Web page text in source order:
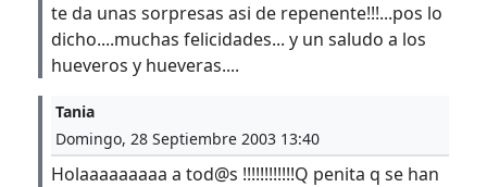
te da unas sorpresas asi de repenente!!!...pos lo
dicho....muchas felicidades... y un saludo a los
hueveros y hueveras....
Tania
Domingo, 28 Septiembre 2003 13:40
Holaaaaaaaaa a tod@s !!!!!!!!!!!!Q penita q se han